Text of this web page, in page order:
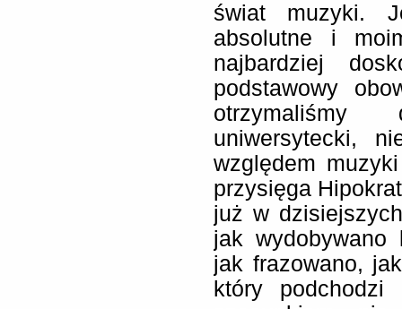
świat muzyki.
absolutne i
najbardziej
podstawowy
uniwersytecki,
względem
przysięga
już w
jak wydobywano
jak frazowano,
który